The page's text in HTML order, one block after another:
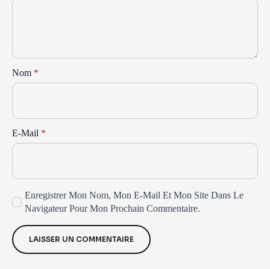
Nom *
E-Mail *
Enregistrer Mon Nom, Mon E-Mail Et Mon Site Dans Le
Navigateur Pour Mon Prochain Commentaire.